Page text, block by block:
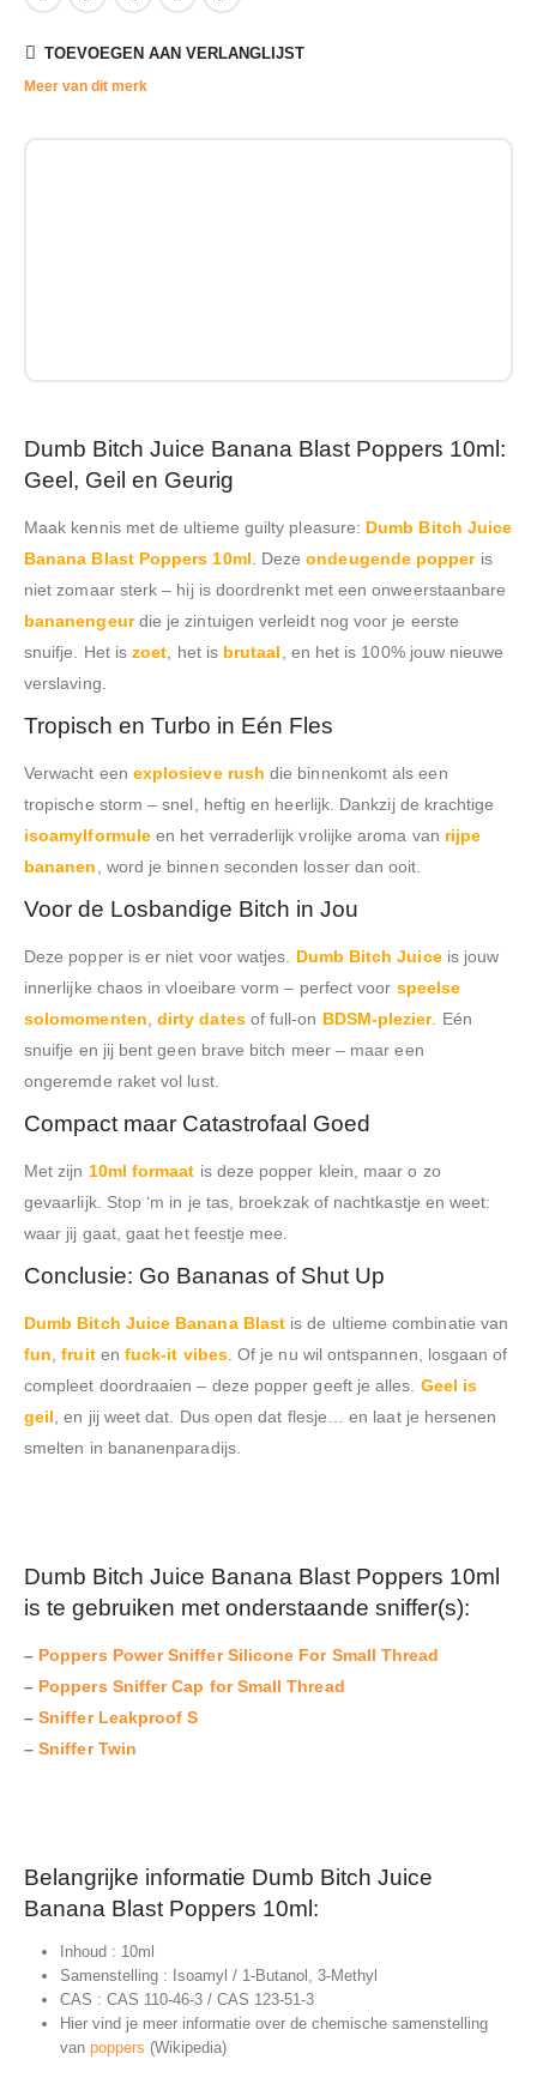
TOEVOEGEN AAN VERLANGLIJST
Meer van dit merk
Dumb Bitch Juice Banana Blast Poppers 10ml:
Geel, Geil en Geurig
Maak kennis met de ultieme guilty pleasure: Dumb Bitch Juice
Banana Blast Poppers 10ml . Dezeondeugende popperis
niet zomaar sterk – hij is doordrenkt met een onweerstaanbare
bananengeurdie je zintuigen verleidt nog voor je eerste
snuifje. Het iszoet , het is brutaal , en het is 100% jouw nieuwe
verslaving.
Tropisch en Turbo in Eén Fles
Verwacht een explosieve rush die binnenkomt als een
tropische storm – snel, heftig en heerlijk. Dankzij de krachtige
isoamylformuleen het verraderlijk vrolijke aroma van rijpe
bananen , word je binnen seconden losser dan ooit.
Voor de Losbandige Bitch in Jou
Deze popper is er niet voor watjes. Dumb Bitch Juiceis jouw
innerlijke chaos in vloeibare vorm – perfect voor speelse
solomomenten dirty datesof full-on BDSM-plezier. Eén
snuifje en jij bent geen brave bitch meer – maar een
ongeremde raket vol lust.
Compact maar Catastrofaal Goed
Met zijn 10ml formaat is deze popper klein, maar o zo
gevaarlijk. Stop ‘m in je tas, broekzak of nachtkastje en weet:
waar jij gaat, gaat het feestje mee.
Conclusie: Go Bananas of Shut Up
Dumb Bitch Juice Banana Blast is de ultieme combinatie van
fun ,fruiten fuck-it vibes. Of je nu wil ontspannen, losgaan of
compleet doordraaien – deze popper geeft je alles. Geel is
geil , en jij weet dat. Dus open dat flesje… en laat je hersenen
smelten in bananenparadijs.
Dumb Bitch Juice Banana Blast Poppers 10ml
is te gebruiken met onderstaande sniffer(s):
– Poppers Power Sniffer Silicone For Small Thread
– Poppers Sniffer Cap for Small Thread
–Sniffer Leakproof S
–Sniffer Twin
Belangrijke informatie Dumb Bitch Juice
Banana Blast Poppers 10ml:
Inhoud : 10ml
Samenstelling : Isoamyl / 1-Butanol, 3-Methyl
CAS : CAS 110-46-3 / CAS 123-51-3
Hier vind je meer informatie over de chemische samenstelling
van poppers (Wikipedia)